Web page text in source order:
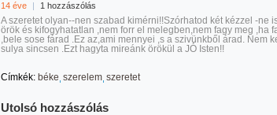
14 éve | 1 hozzászólás
A szeretet olyan--nen szabad kimérni!!Szórhatod két kézzel -ne
örök és kifogyhatatlan ,nem forr el melegben,nem fagy meg ,ha
,bele sose fárad .Ez az,ami mennyei ,s a szivünkből árad. Nem
sulya sincsen .Ezt hagyta mireánk örökül a JÓ Isten!!
Címkék: béke szerelem szeretet
Utolsó hozzászólás